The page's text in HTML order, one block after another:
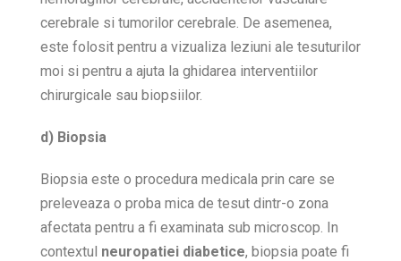
cerebrale si tumorilor cerebrale. De asemenea,
este folosit pentru a vizualiza leziuni ale tesuturilor
moi si pentru a ajuta la ghidarea interventiilor
chirurgicale sau biopsiilor.
d) Biopsia
Biopsia este o procedura medicala prin care se
preleveaza o proba mica de tesut dintr-o zona
afectata pentru a fi examinata sub microscop. In
contextul neuropatiei diabetice, biopsia poate fi